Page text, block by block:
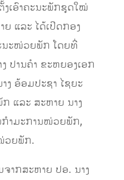
ເອົາຄະນະພັກຊຸດໃໝ່
ແລະ ໄດ້ເປີດກອງ
ນະໜ່ວຍພັກ ໂດຍທີ່
ປານຄໍາ ຂະຫຍອງເອກ
ງ ອ້ອມປະຊາ ໄຊຍະ
ແລະ ສະຫາຍ ນາງ
າມະການໜ່ວຍພັກ,
ວຍພັກ.
າກສະຫາຍ ປອ. ນາງ